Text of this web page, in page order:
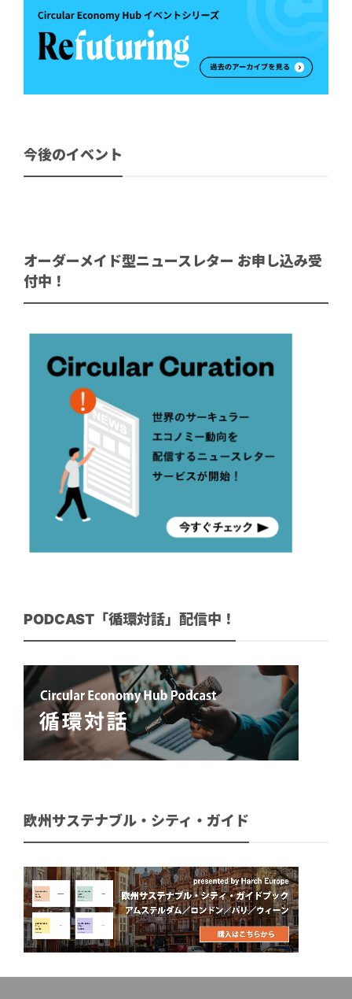
今後のイベント
オーダーメイド型ニュースレター お申し込み受
付中！
PODCAST「循環対話」配信中！
欧州サステナブル・シティ・ガイド